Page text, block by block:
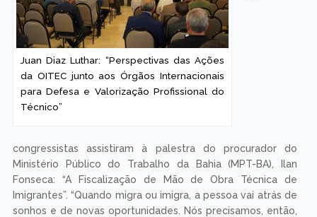
Juan Diaz Luthar: “Perspectivas das Ações
da OITEC junto aos Órgãos Internacionais
para Defesa e Valorização Profissional do
Técnico”
congressistas assistiram à palestra do procurador do
Ministério Público do Trabalho da Bahia (MPT-BA), Ilan
Fonseca: “A Fiscalização de Mão de Obra Técnica de
Imigrantes”. “Quando migra ou imigra, a pessoa vai atrás de
sonhos e de novas oportunidades. Nós precisamos, então,